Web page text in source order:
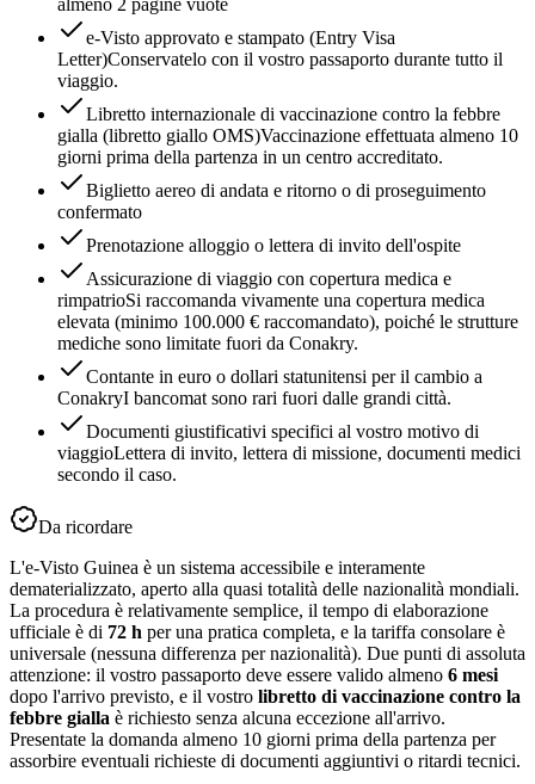
e-Visto approvato e stampato (Entry Visa
Letter)Conservatelo con il vostro passaporto durante tutto il
viaggio.
Libretto internazionale di vaccinazione contro la febbre
gialla (libretto giallo OMS)Vaccinazione effettuata almeno 10
giorni prima della partenza in un centro accreditato.
Biglietto aereo di andata e ritorno o di proseguimento
confermato
Prenotazione alloggio o lettera di invito dell'ospite
Assicurazione di viaggio con copertura medica e
rimpatrioSi raccomanda vivamente una copertura medica
elevata (minimo 100.000 € raccomandato), poiché le strutture
mediche sono limitate fuori da Conakry.
Contante in euro o dollari statunitensi per il cambio a
ConakryI bancomat sono rari fuori dalle grandi città.
Documenti giustificativi specifici al vostro motivo di
viaggioLettera di invito, lettera di missione, documenti medici
secondo il caso.
Da ricordare
L'e-Visto Guinea è un sistema accessibile e interamente
dematerializzato, aperto alla quasi totalità delle nazionalità mondiali.
La procedura è relativamente semplice, il tempo di elaborazione
ufficiale è di 72 h per una pratica completa, e la tariffa consolare è
universale (nessuna differenza per nazionalità). Due punti di assoluta
attenzione: il vostro passaporto deve essere valido almeno 6 mesi
dopo l'arrivo previsto, e il vostro libretto di vaccinazione contro la
febbre gialla è richiesto senza alcuna eccezione all'arrivo.
Presentate la domanda almeno 10 giorni prima della partenza per
assorbire eventuali richieste di documenti aggiuntivi o ritardi tecnici.